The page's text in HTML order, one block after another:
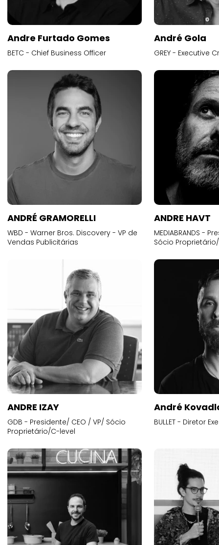
Andre Furtado Gomes
BETC - Chief Business Officer
André Gola
GREY - Executive
ANDRÉ GRAMORELLI
WBD - Warner Bros. Discovery - VP de
Vendas Publicitárias
ANDRE HAVT
MEDIABRANDS -
Sócio
ANDRE IZAY
GDB - Presidente/ CEO / VP/ Sócio
Proprietário/C-level
André
BULLET - Diretor